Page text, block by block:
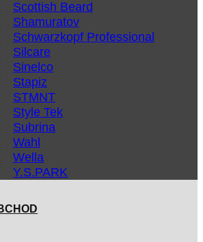
Scottish Beard
Shamuratov
Schwarzkopf Professional
Silcare
Sinelco
Stapiz
STMNT
Style Tek
Subrina
Wahl
Wella
Y.S.PARK